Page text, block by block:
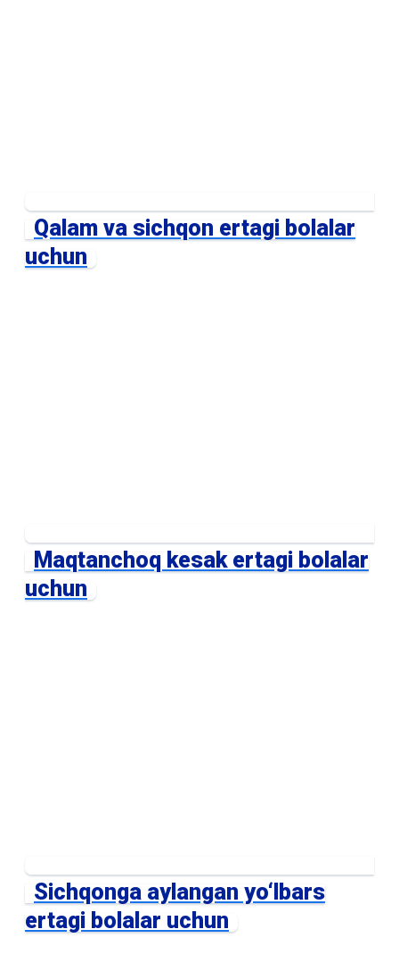
Qalam va sichqon ertagi bolalar
uchun
Maqtanchoq kesak ertagi bolalar
uchun
Sichqonga aylangan yo‘lbars
ertagi bolalar uchun